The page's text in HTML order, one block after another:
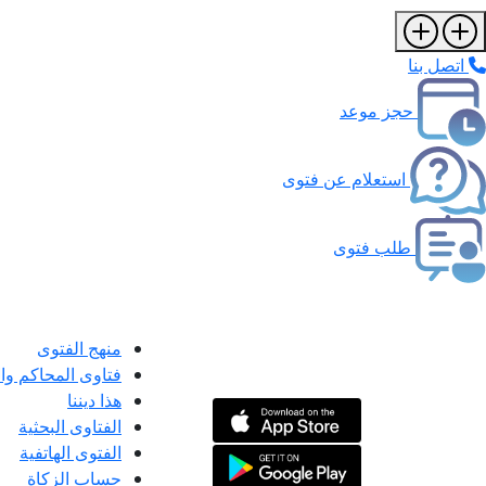
اتصل بنا
حجز موعد
استعلام عن فتوى
طلب فتوى
منهج الفتوى
فتاوى المحاكم
هذا ديننا
الفتاوى البحثية
الفتوى الهاتفية
حساب الزكاة